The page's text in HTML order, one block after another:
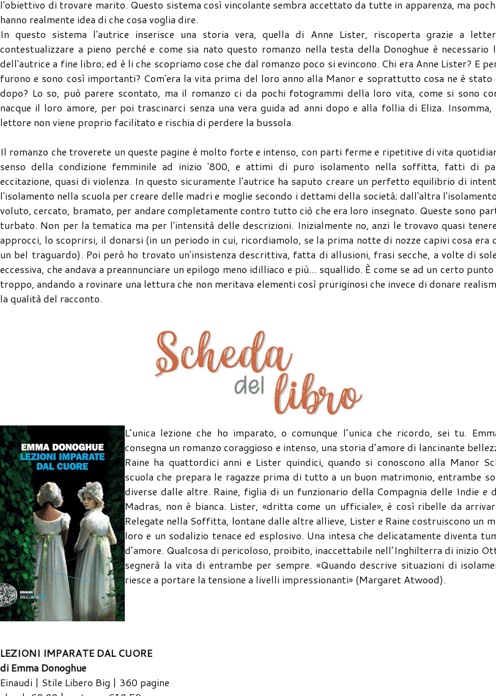
l'obiettivo di trovare marito. Questo sistema così vincolante sembra accettato da tutte in apparenza, ma
hanno realmente idea di che cosa voglia dire.
In questo sistema l'autrice inserisce una storia vera, quella di Anne Lister, riscoperta grazie a
contestualizzare a pieno perché e come sia nato questo romanzo nella testa della Donoghue è necessario
dell'autrice a fine libro; ed è li che scopriamo cose che dal romanzo poco si evincono. Chi era Anne Lister? E
furono e sono così importanti? Com'era la vita prima del loro anno alla Manor e soprattutto cosa ne è stato
dopo? Lo so, può parere scontato, ma il romanzo ci da pochi fotogrammi della loro vita, come si sono
nacque il loro amore, per poi trascinarci senza una vera guida ad anni dopo e alla follia di Eliza.
lettore non viene proprio facilitato e rischia di perdere la bussola.
Il romanzo che troverete un queste pagine è molto forte e intenso, con parti ferme e ripetitive di vita
senso della condizione femminile ad inizio '800, e attimi di puro isolamento nella soffitta, fatti di
eccitazione, quasi di violenza. In questo sicuramente l'autrice ha saputo creare un perfetto equilibrio di
l'isolamento nella scuola per creare delle madri e moglie secondo i dettami della società; dall'altra
voluto, cercato, bramato, per andare completamente contro tutto ciò che era loro insegnato. Queste sono
turbato. Non per la tematica ma per l'intensità delle descrizioni. Inizialmente no, anzi le trovavo quasi
approcci, lo scoprirsi, il donarsi (in un periodo in cui, ricordiamolo, se la prima notte di nozze capivi cosa era
un bel traguardo). Poi però ho trovato un'insistenza descrittiva, fatta di allusioni, frasi secche, a volte di
eccessiva, che andava a preannunciare un epilogo meno idilliaco e più... squallido. È come se ad un certo
troppo, andando a rovinare una lettura che non meritava elementi così pruriginosi che invece di donare
la qualità del racconto.
L’unica lezione che ho imparato, o comunque l’unica che ricordo, sei tu.
consegna un romanzo coraggioso e intenso, una storia d’amore di lancinante
Raine ha quattordici anni e Lister quindici, quando si conoscono alla Manor
scuola che prepara le ragazze prima di tutto a un buon matrimonio, entrambe
diverse dalle altre. Raine, figlia di un funzionario della Compagnia delle Indie e
Madras, non è bianca. Lister, «dritta come un ufficiale», è così ribelle da
Relegate nella Soffitta, lontane dalle altre allieve, Lister e Raine costruiscono un
loro e un sodalizio tenace ed esplosivo. Una intesa che delicatamente diventa
d’amore. Qualcosa di pericoloso, proibito, inaccettabile nell’Inghilterra di inizio
segnerà la vita di entrambe per sempre. «Quando descrive situazioni di
riesce a portare la tensione a livelli impressionanti» (Margaret Atwood).
LEZIONI IMPARATE DAL CUORE
di Emma Donoghue
Einaudi | Stile Libero Big | 360 pagine